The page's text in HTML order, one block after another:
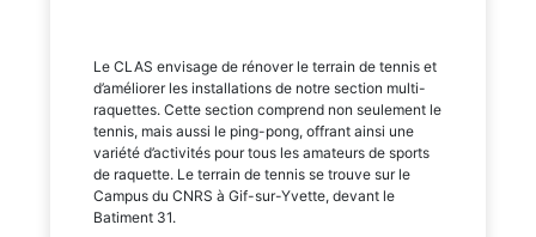
Le CLAS envisage de rénover le terrain de tennis et
d’améliorer les installations de notre section multi-
raquettes. Cette section comprend non seulement le
tennis, mais aussi le ping-pong, offrant ainsi une
variété d’activités pour tous les amateurs de sports
de raquette. Le terrain de tennis se trouve sur le
Campus du CNRS à Gif-sur-Yvette, devant le
Batiment 31.